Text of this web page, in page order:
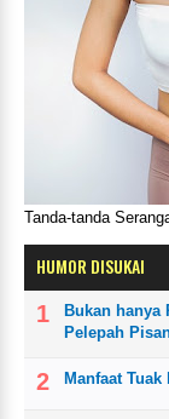
Tanda-tanda
HUMOR DISUKAI
Bukan hanya
Pelepah
Manfaat